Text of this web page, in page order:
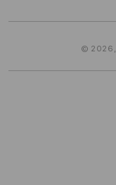
© 2026,